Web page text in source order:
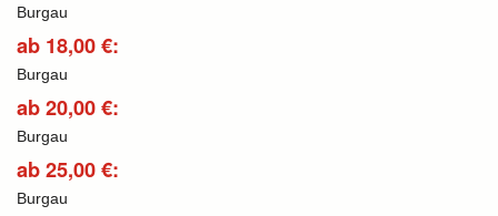
Burgau
ab 18,00 €:
Burgau
ab 20,00 €:
Burgau
ab 25,00 €:
Burgau